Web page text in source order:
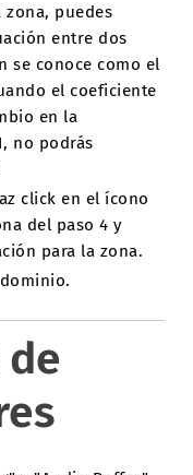
zona, puedes
entre dos
se conoce como el
el coeficiente
en la
no podrás
click en el ícono
del paso 4 y
para la zona.